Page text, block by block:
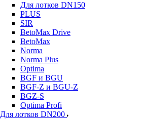
Для лотков DN150
PLUS
SIR
BetoMax Drive
BetoMax
Norma
Norma Plus
Optima
BGF и BGU
BGF-Z и BGU-Z
BGZ-S
Optima Profi
Для лотков DN200